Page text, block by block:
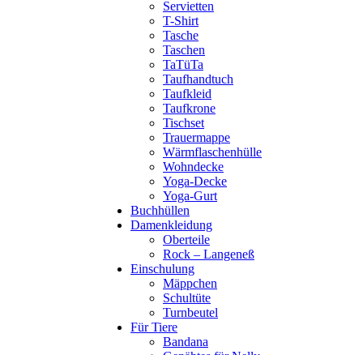
Servietten
T-Shirt
Tasche
Taschen
TaTüTa
Taufhandtuch
Taufkleid
Taufkrone
Tischset
Trauermappe
Wärmflaschenhülle
Wohndecke
Yoga-Decke
Yoga-Gurt
Buchhüllen
Damenkleidung
Oberteile
Rock – Langeneß
Einschulung
Mäppchen
Schultüte
Turnbeutel
Für Tiere
Bandana